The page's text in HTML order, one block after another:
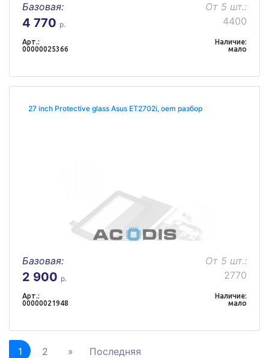
Базовая:
4 770 р.
От 5 шт.:
4400
Арт.:
00000025366
Наличие:
мало
27 inch Protective glass Asus ET2702i, oem разбор
Базовая:
2 900 р.
От 5 шт.:
2770
Арт.:
00000021948
Наличие:
мало
1 2 » Последняя